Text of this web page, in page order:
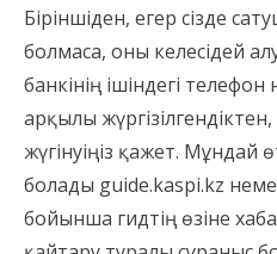
Біріншіден, егер сізде
болмаса, оны келесідей
банкінің ішіндегі
арқылы жүргізілгендіктен,
жүгінуіңіз қажет. Мұндай
болады guide.kaspi.kz
бойынша гидтің өзіне